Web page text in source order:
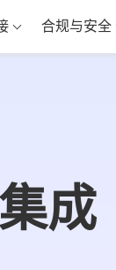
合规与安全
成